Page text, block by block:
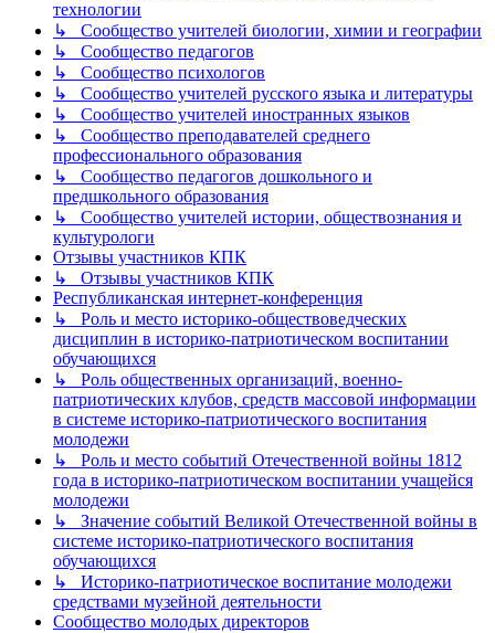
технологии
↳ Сообщество учителей биологии, химии и географии
↳ Сообщество педагогов
↳ Сообщество психологов
↳ Сообщество учителей русского языка и литературы
↳ Сообщество учителей иностранных языков
↳ Сообщество преподавателей среднего
профессионального образования
↳ Сообщество педагогов дошкольного и
предшкольного образования
↳ Сообщество учителей истории, обществознания и
культурологи
Отзывы участников КПК
↳ Отзывы участников КПК
Республиканская интернет-конференция
↳ Роль и место историко-обществоведческих
дисциплин в историко-патриотическом воспитании
обучающихся
↳ Роль общественных организаций, военно-
патриотических клубов, средств массовой информации
в системе историко-патриотического воспитания
молодежи
↳ Роль и место событий Отечественной войны 1812
года в историко-патриотическом воспитании учащейся
молодежи
↳ Значение событий Великой Отечественной войны в
системе историко-патриотического воспитания
обучающихся
↳ Историко-патриотическое воспитание молодежи
средствами музейной деятельности
Сообщество молодых директоров